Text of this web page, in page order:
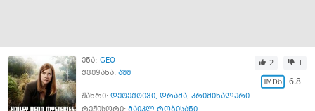
ენა: GEO
ქვეყანა: აშშ
2 1
6.8
ჟანრი: დეტექტივი, დრამა, კრიმინალური